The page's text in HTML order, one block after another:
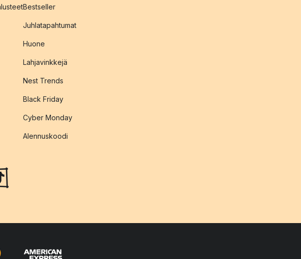
Bestseller
Juhlatapahtumat
Huone
Lahjavinkkejä
Nest Trends
Black Friday
Cyber Monday
Alennuskoodi